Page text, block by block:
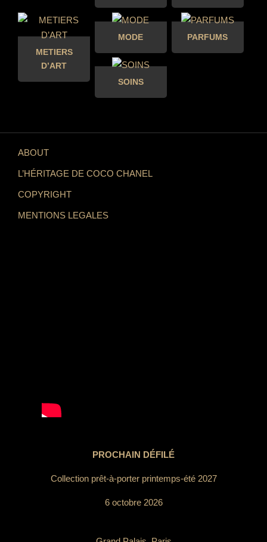
METIERS
D’ART
MODE PARFUMS
SOINS
ABOUT
L’HÉRITAGE DE COCO CHANEL
COPYRIGHT
MENTIONS LEGALES
PROCHAIN DÉFILÉ
Collection prêt-à-porter printemps-été 2027
6 octobre 2026